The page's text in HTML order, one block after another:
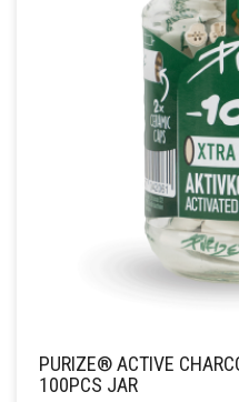
PURIZE® ACTIVE
100PCS JAR